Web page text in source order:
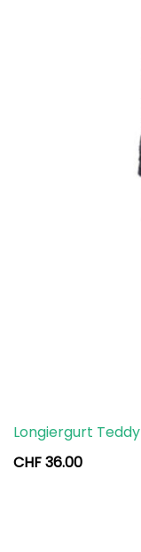
Longiergurt Teddy
CHF36.00